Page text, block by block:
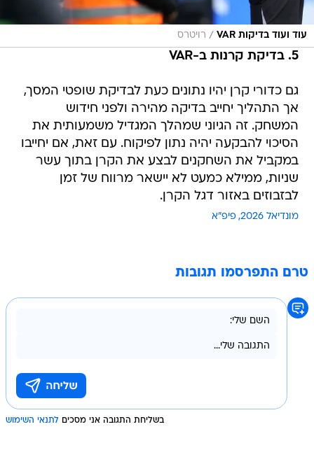
עוד ועוד בדיקות VAR / רויטרס
5. בדיקת קרנות ב-VAR
גם כדורי קרן יהיו נתונים כעת לבדיקת שופטי המסך,
אך התהליך יחייב בדיקה מהירה ולפני חידוש
המשחק. זה הגיוני שמהלך המגדיל משמעותית את
הסיכוי להבקעה יהיה נתון לפיקוח. עם זאת, אם יחייבו
במקביל את השחקנים לבצע את הקרן בתוך עשר
שניות, ממילא כמעט לא יישאר מרווח של זמן
לבזבוזים באזור דגל הקרן.
מונדיאל 2026 פיפ"א
טרם התפרסמו תגובות
בשליחת התגובה אני מסכים לתנאי השימוש